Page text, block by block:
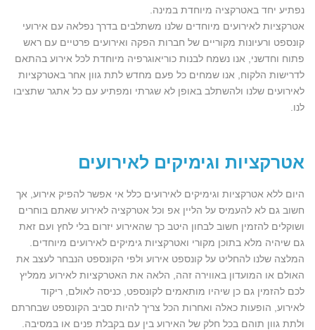
נפתיע יחד באטרקציה מיוחדת במינה.
אטרקציות לאירועים מיוחדים שלנו משתלבים בדרך נפלאה עם אירועי
קונספט ורעיונות מקוריים של חברות הפקה ואירועים פרטיים עם ראש
פתוח וחדשני, אנו נשמח לבנות כוריאוגרפיה מיוחדת לכל אירוע בהתאם
לדרישות הלקוח, אנו שמחים כל פעם מחדש לתת גוון אחר באטרקציות
לאירועים שלנו ולהשתלב באופן לא שגרתי ומפתיע עם כל אתגר שתציבו
לנו.
אטרקציות וגימיקים לאירועים
היום ללא אטרקציות וגימיקים לאירועים כלל אי אפשר להפיק אירוע, אך
חשוב גם לא להעמיס על הליין אפ וכל אטרקציה לאירוע שאתם בוחרים
ושוקלים להזמין חשוב לבחון היטב כך שהאירוע יזרום בלי לחץ ועם זאת
גם שיהיה מלא בתוכן מקורי ואטרקציות גימיקים לאירועים מיוחדים.
המלצה שלנו להחליט על קונספט אירוע ולפי הקונספט הנבחר לעצב את
האולם או המועדון באווירה זהה, הלאה את האטרקציות לאירוע ממליץ
לכם להזמין גם כן שיהיו מותאמים לקונספט, כניסה לאולם, ריקוד
לאירוע, הופעות כאלה ואחרות הכל צריך להיות סביב הקונספט שבחרתם
ולתת גוון תוהם בכל חלק של האירוע בין עם בקבלת פנים או במסיבה.